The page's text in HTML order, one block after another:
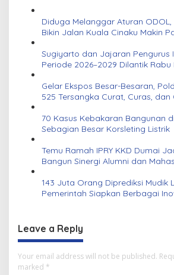
Diduga Melanggar Aturan
Bikin Jalan Kuala Cinaku Makin
Sugiyarto dan Jajaran Pengurus
Periode 2026–2029 Dilantik Rabu
Gelar Ekspos Besar-Besaran,
525 Tersangka Curat, Curas,
70 Kasus Kebakaran Bangunan
Sebagian Besar Korsleting Listrik
Temu Ramah IPRY KKD Dumai
Bangun Sinergi Alumni dan
143 Juta Orang Diprediksi Mudik
Pemerintah Siapkan Berbagai
Leave a Reply
Your email address will not be published.
marked *